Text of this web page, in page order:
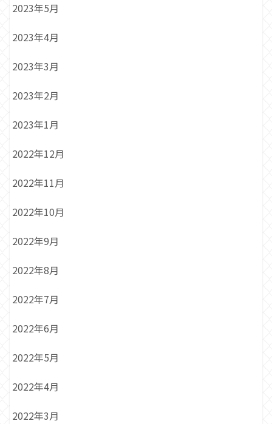
2023年5月
2023年4月
2023年3月
2023年2月
2023年1月
2022年12月
2022年11月
2022年10月
2022年9月
2022年8月
2022年7月
2022年6月
2022年5月
2022年4月
2022年3月